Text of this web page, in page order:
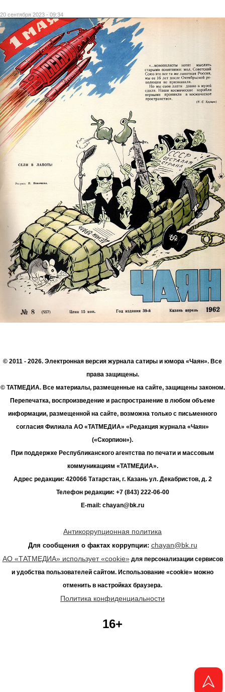
20 сентября 2023 - 09:34
© 2011 - 2026. Электронная версия журнала сатиры и юмора «Чаян». Все
права защищены.
© ТАТМЕДИА. Все материалы, размещенные на сайте, защищены законом.
Перепечатка, воспроизведение и распространение в любом объеме
информации, размещенной на сайте, возможна только с письменного
согласия Филиала АО «ТАТМЕДИА» «Редакция журнала «Чаян»
(«Скорпион»).
При поддержке Республиканского агентства по печати и массовым
коммуникациям «ТАТМЕДИА».
Адрес редакции: 420066 Татарстан, г. Казань ул. Декабристов, д. 2
Телефон редакции: +7 (843) 222-06-00
E-mail: chayan@bk.ru
Антикоррупционная политика
Для сообщения о фактах коррупции: chayan@bk.ru
АО «ТАТМЕДИА» использует «cookie»для персонализации сервисов
и удобства пользователей сайтом. Использование «cookie» можно
отменить в настройках браузера.
Политика конфиденциальности
16+